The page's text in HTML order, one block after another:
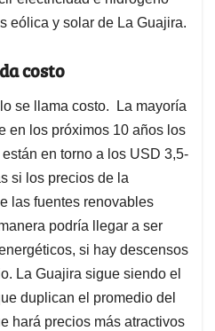
eólica y solar de La Guajira.
costo
se llama costo. La mayoría
en los próximos 10 años los
en torno a los USD 3,5-
si los precios de la
las fuentes renovables
podría llegar a ser
si hay descensos
La Guajira sigue siendo el
duplican el promedio del
hará precios más atractivos